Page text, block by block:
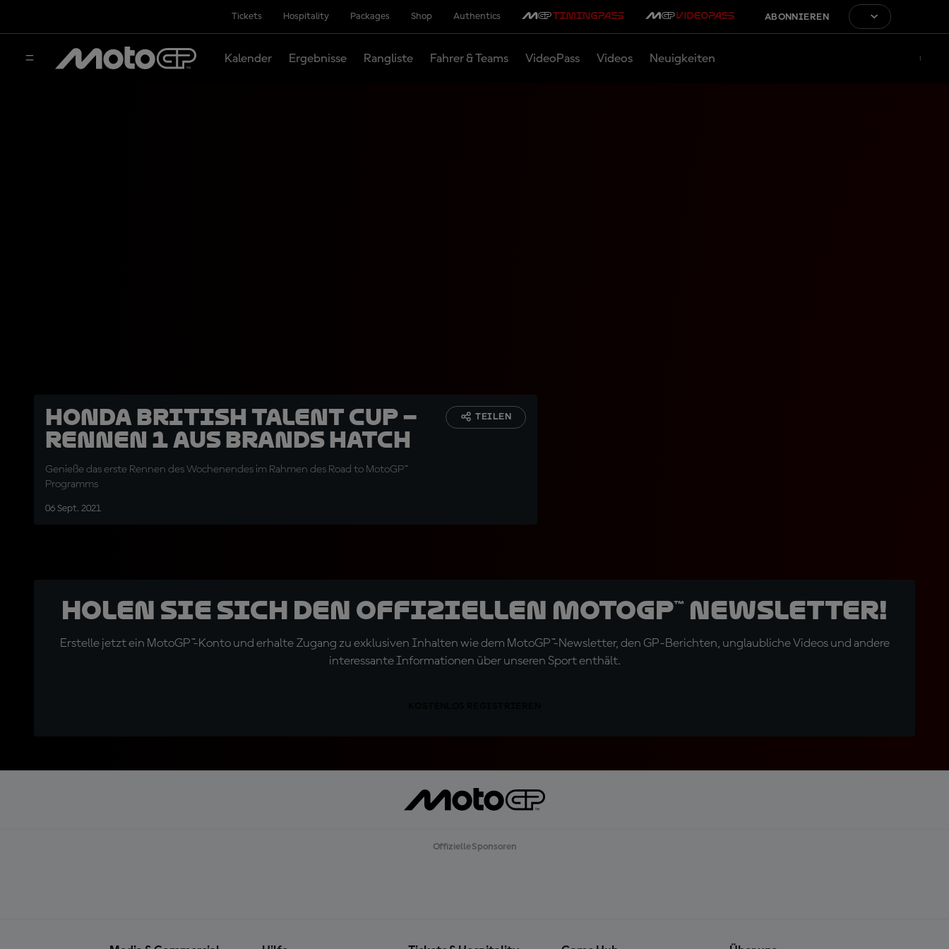
Tickets Hospitality Packages Shop Authentics ABONNIEREN
Kalender Ergebnisse Rangliste Fahrer & Teams VideoPass Videos Neuigkeiten
Honda British Talent Cup –
Rennen 1 aus Brands Hatch
Genieße das erste Rennen des Wochenendes im Rahmen des Road to MotoGP™
Programms
06 Sept. 2021
TEILEN
Holen Sie sich den offiziellen MotoGP™ Newsletter!
Erstelle jetzt ein MotoGP™-Konto und erhalte Zugang zu exklusiven Inhalten wie dem MotoGP™-Newsletter, den GP-Berichten, unglaubliche Videos und andere
interessante Informationen über unseren Sport enthält.
Offizielle Sponsoren